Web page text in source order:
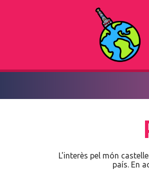
L'interès pel món
país. En